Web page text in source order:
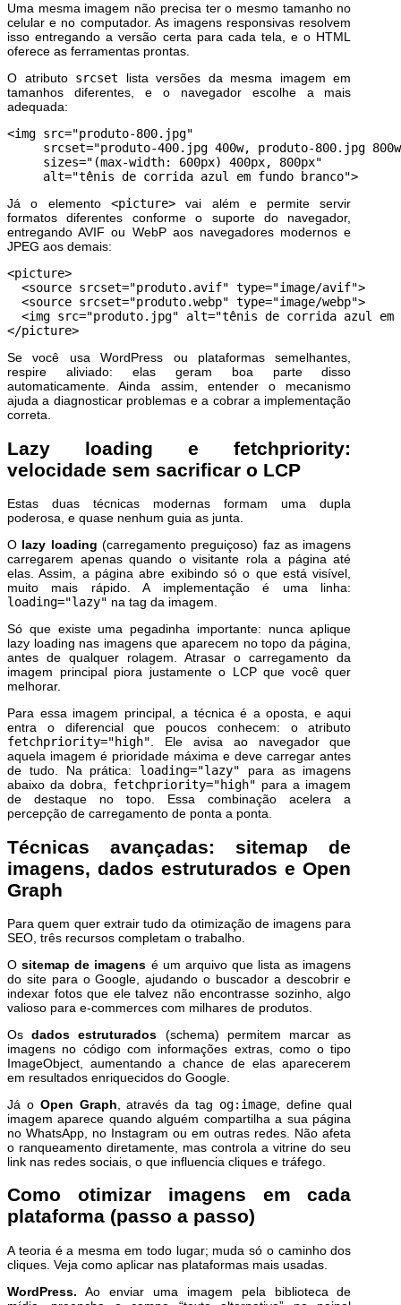
Uma mesma imagem não precisa ter o mesmo tamanho no
celular e no computador. As imagens responsivas resolvem
isso entregando a versão certa para cada tela, e o HTML
oferece as ferramentas prontas.
O atributo srcset lista versões da mesma imagem em
tamanhos diferentes, e o navegador escolhe a mais
adequada:
<img src="produto-800.jpg"
srcset="produto-400.jpg 400w, produto-800.jpg
     sizes="(max-width: 600px) 400px, 800px"
     alt="tênis de corrida azul em fundo branco">
Já o elemento <picture>vai além e permite servir
formatos diferentes conforme o suporte do navegador,
entregando AVIF ou WebP aos navegadores modernos e
JPEG aos demais:
<picture>
  <source srcset="produto.avif" type="image/avif">
  <source srcset="produto.webp" type="image/webp">
<img src="produto.jpg" alt="tênis de corrida azul em
</picture>
Se você usa WordPress ou plataformas semelhantes,
respire aliviado: elas geram boa parte disso
automaticamente. Ainda assim, entender o mecanismo
ajuda a diagnosticar problemas e a cobrar a implementação
correta.
Lazy loading e fetchpriority:
velocidade sem sacrificar o LCP
Estas duas técnicas modernas formam uma dupla
poderosa, e quase nenhum guia as junta.
O lazy loading (carregamento preguiçoso) faz as imagens
carregarem apenas quando o visitante rola a página até
elas. Assim, a página abre exibindo só o que está visível,
muito mais rápido. A implementação é uma linha:
loading="lazy" na tag da imagem.
Só que existe uma pegadinha importante: nunca aplique
lazy loading nas imagens que aparecem no topo da página,
antes de qualquer rolagem. Atrasar o carregamento da
imagem principal piora justamente o LCP que você quer
melhorar.
Para essa imagem principal, a técnica é a oposta, e aqui
entra o diferencial que poucos conhecem: o atributo
fetchpriority="high" . Ele avisa ao navegador que
aquela imagem é prioridade máxima e deve carregar antes
de tudo. Na prática: loading="lazy" para as imagens
abaixo da dobra, fetchpriority="high" para a imagem
de destaque no topo. Essa combinação acelera a
percepção de carregamento de ponta a ponta.
Técnicas avançadas: sitemap de
imagens, dados estruturados e Open
Graph
Para quem quer extrair tudo da otimização de imagens para
SEO, três recursos completam o trabalho.
Ositemap de imagens é um arquivo que lista as imagens
do site para o Google, ajudando o buscador a descobrir e
indexar fotos que ele talvez não encontrasse sozinho, algo
valioso para e-commerces com milhares de produtos.
Osdados estruturados (schema) permitem marcar as
imagens no código com informações extras, como o tipo
ImageObject, aumentando a chance de elas aparecerem
em resultados enriquecidos do Google.
Já o Open Graph , através da tag og:image, define qual
imagem aparece quando alguém compartilha a sua página
no WhatsApp, no Instagram ou em outras redes. Não afeta
o ranqueamento diretamente, mas controla a vitrine do seu
link nas redes sociais, o que influencia cliques e tráfego.
Como otimizar imagens em cada
plataforma (passo a passo)
A teoria é a mesma em todo lugar; muda só o caminho dos
cliques. Veja como aplicar nas plataformas mais usadas.
WordPress. Ao enviar uma imagem pela biblioteca de